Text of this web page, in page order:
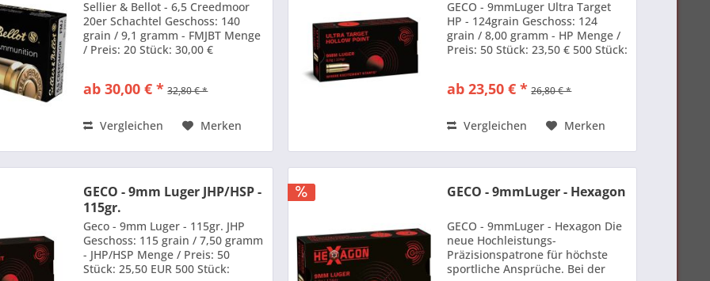
Sellier & Bellot - 6,5 Creedmoor
20er Schachtel Geschoss: 140
grain / 9,1 gramm - FMJBT Menge
/ Preis: 20 Stück: 30,00 €
ab 30,00 € * 32,80 € *
Vergleichen Merken
GECO - 9mmLuger Ultra Target
HP - 124grain Geschoss: 124
grain / 8,00 gramm - HP Menge /
Preis: 50 Stück: 23,50 € 500 Stück:
ab 23,50 € * 26,80 € *
Vergleichen Merken
GECO - 9mm Luger JHP/HSP -
115gr.
Geco - 9mm Luger - 115gr. JHP
Geschoss: 115 grain / 7,50 gramm
- JHP/HSP Menge / Preis: 50
Stück: 25,50 EUR 500 Stück:
GECO - 9mmLuger - Hexagon
GECO - 9mmLuger - Hexagon Die
neue Hochleistungs-
Präzisionspatrone für höchste
sportliche Ansprüche. Bei der